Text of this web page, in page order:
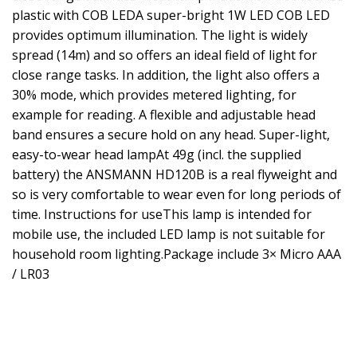
plastic with COB LEDA super-bright 1W LED COB LED
provides optimum illumination. The light is widely
spread (14m) and so offers an ideal field of light for
close range tasks. In addition, the light also offers a
30% mode, which provides metered lighting, for
example for reading. A flexible and adjustable head
band ensures a secure hold on any head. Super-light,
easy-to-wear head lampAt 49g (incl. the supplied
battery) the ANSMANN HD120B is a real flyweight and
so is very comfortable to wear even for long periods of
time. Instructions for useThis lamp is intended for
mobile use, the included LED lamp is not suitable for
household room lighting.Package include 3× Micro AAA
/ LR03